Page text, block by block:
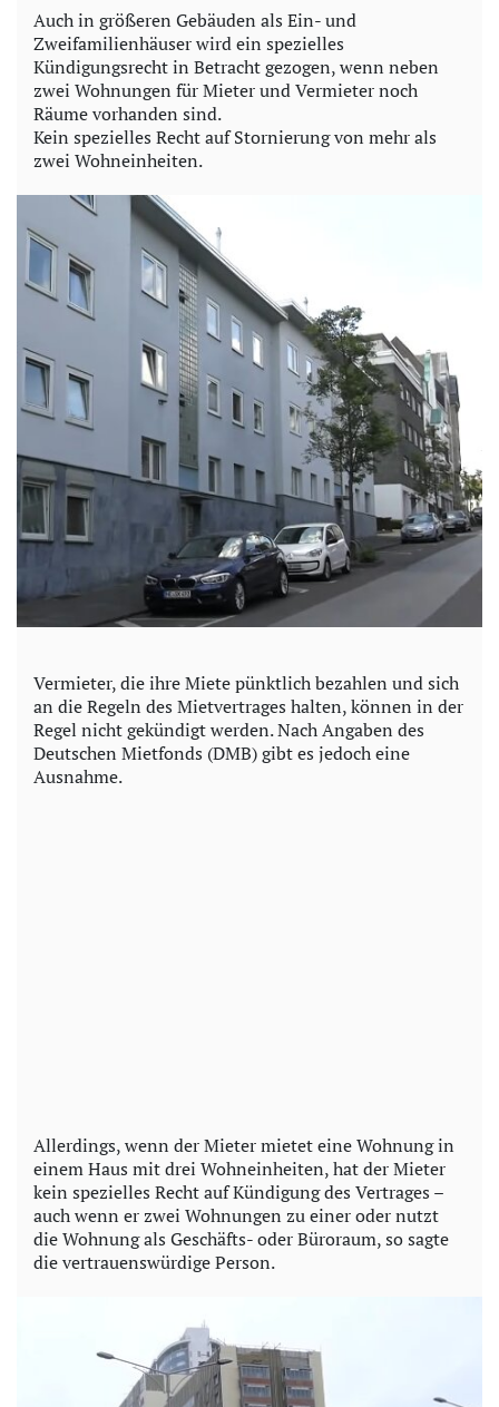
Auch in größeren Gebäuden als Ein- und
Zweifamilienhäuser wird ein spezielles
Kündigungsrecht in Betracht gezogen, wenn neben
zwei Wohnungen für Mieter und Vermieter noch
Räume vorhanden sind.
Kein spezielles Recht auf Stornierung von mehr als
zwei Wohneinheiten.
Vermieter, die ihre Miete pünktlich bezahlen und sich
an die Regeln des Mietvertrages halten, können in der
Regel nicht gekündigt werden. Nach Angaben des
Deutschen Mietfonds (DMB) gibt es jedoch eine
Ausnahme.
Allerdings, wenn der Mieter mietet eine Wohnung in
einem Haus mit drei Wohneinheiten, hat der Mieter
kein spezielles Recht auf Kündigung des Vertrages –
auch wenn er zwei Wohnungen zu einer oder nutzt
die Wohnung als Geschäfts- oder Büroraum, so sagte
die vertrauenswürdige Person.